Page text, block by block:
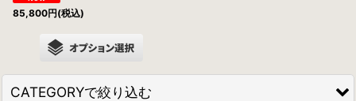
85,800円(税込)
CATEGORYで絞り込む